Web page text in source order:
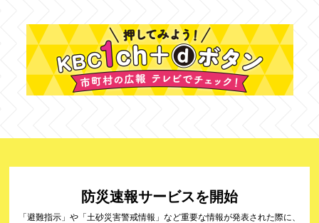
防災速報サービスを開始
「避難指示」や「土砂災害警戒情報」など重要な情報が発表された際に、